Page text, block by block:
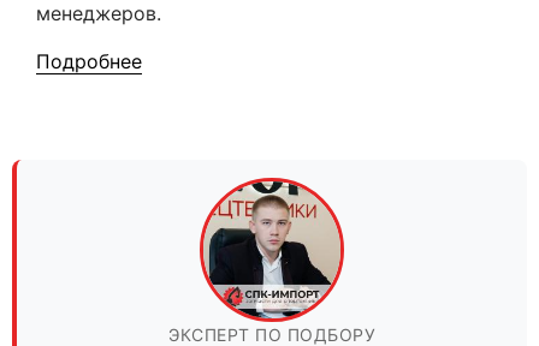
менеджеров.
Подробнее
ЭКСПЕРТ ПО ПОДБОРУ